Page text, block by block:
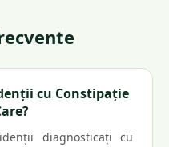
cu Constipație
diagnosticați cu